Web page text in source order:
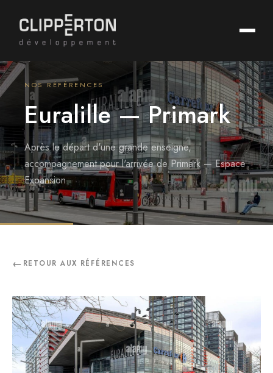
NOS RÉFÉRENCES
Euralille — Primark
Après le départ d'une grande enseigne,
accompagnement pour l'arrivée de Primark — Espace
Expansion
RETOUR AUX RÉFÉRENCES